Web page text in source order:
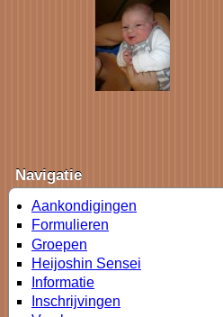
Navigatie
Aankondigingen
Formulieren
Groepen
Heijoshin Sensei
Informatie
Inschrijvingen